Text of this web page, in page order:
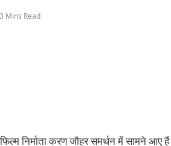
3 Mins Read
निर्माता करण जौहर समर्थन में सामने आए हैं